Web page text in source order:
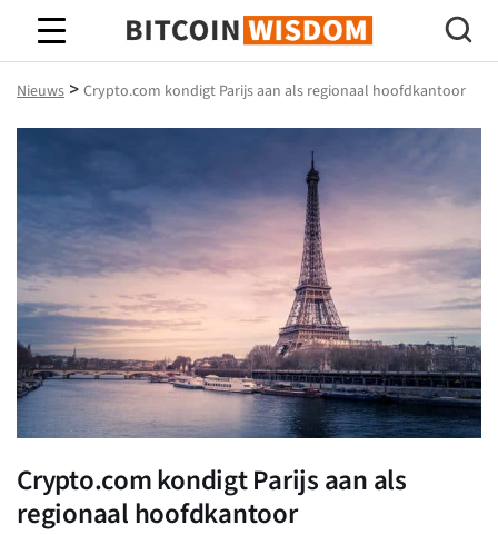
Bitcoin-wijsheid
Nieuws > Crypto.com kondigt Parijs aan als regionaal hoofdkantoor
Crypto.com kondigt Parijs aan als
regionaal hoofdkantoor